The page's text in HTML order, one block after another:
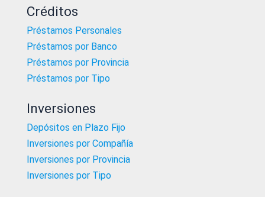
Créditos
Préstamos Personales
Préstamos por Banco
Préstamos por Provincia
Préstamos por Tipo
Inversiones
Depósitos en Plazo Fijo
Inversiones por Compañía
Inversiones por Provincia
Inversiones por Tipo